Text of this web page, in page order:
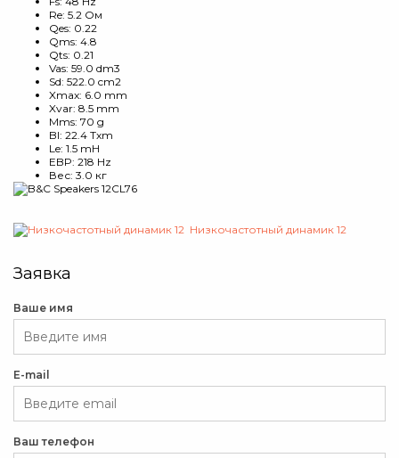
Re: 5.2 Ом
Qes: 0.22
Qms: 4.8
Qts: 0.21
Vas: 59.0 dm3
Sd: 522.0 cm2
Xmax: 6.0 mm
Xvar: 8.5 mm
Mms: 70 g
Bl: 22.4 Txm
Le: 1.5 mH
EBP: 218 Hz
Вес: 3.0 кг
Низкочастотный динамик 12
Заявка
Ваше имя
E-mail
Ваш телефон